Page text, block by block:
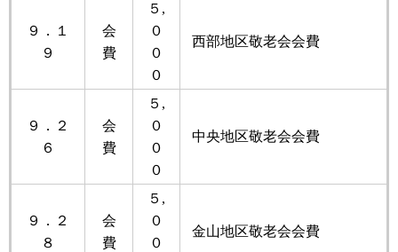
９．１
９
会
費
５,
０
０
０
西部地区敬老会会費
９．２
６
会
費
５,
０
０
０
中央地区敬老会会費
９．２
８
会
費
５,
０
０
金山地区敬老会会費